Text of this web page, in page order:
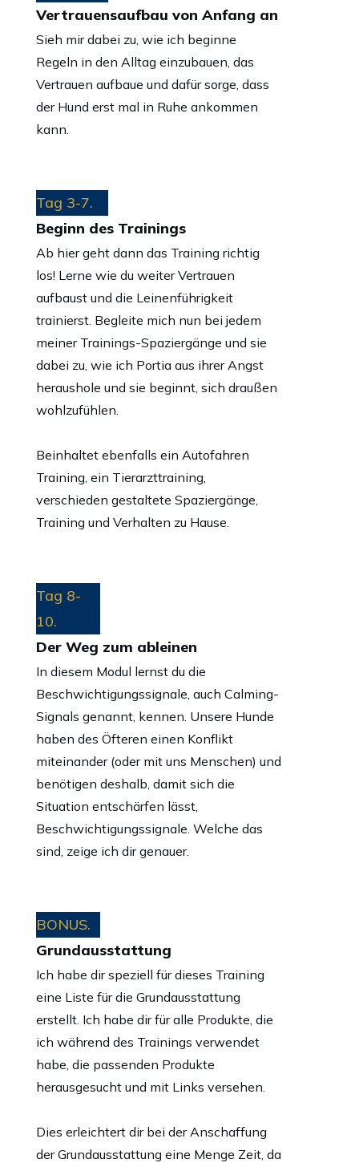
Vertrauensaufbau von Anfang an
Sieh mir dabei zu, wie ich beginne
Regeln in den Alltag einzubauen, das
Vertrauen aufbaue und dafür sorge, dass
der Hund erst mal in Ruhe ankommen
kann.
Tag 3-7.
Beginn des Trainings
Ab hier geht dann das Training richtig
los! Lerne wie du weiter Vertrauen
aufbaust und die Leinenführigkeit
trainierst. Begleite mich nun bei jedem
meiner Trainings-Spaziergänge und sie
dabei zu, wie ich Portia aus ihrer Angst
heraushole und sie beginnt, sich draußen
wohlzufühlen.
Beinhaltet ebenfalls ein Autofahren
Training, ein Tierarzttraining,
verschieden gestaltete Spaziergänge,
Training und Verhalten zu Hause.
Tag 8-
10.
Der Weg zum ableinen
In diesem Modul lernst du die
Beschwichtigungssignale, auch Calming-
Signals genannt, kennen. Unsere Hunde
haben des Öfteren einen Konflikt
miteinander (oder mit uns Menschen) und
benötigen deshalb, damit sich die
Situation entschärfen lässt,
Beschwichtigungssignale. Welche das
sind, zeige ich dir genauer.
BONUS.
Grundausstattung
Ich habe dir speziell für dieses Training
eine Liste für die Grundausstattung
erstellt. Ich habe dir für alle Produkte, die
ich während des Trainings verwendet
habe, die passenden Produkte
herausgesucht und mit Links versehen.
Dies erleichtert dir bei der Anschaffung
der Grundausstattung eine Menge Zeit, da